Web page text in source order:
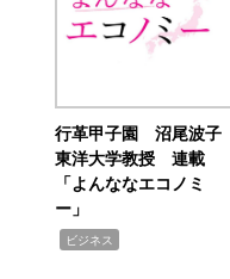
行革甲子園 沼尾波子
東洋大学教授 連載
「よんななエコノミ
ー」
ビジネス